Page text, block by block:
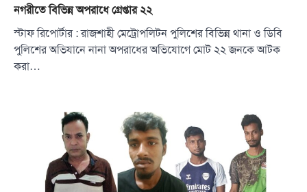
নগরীতে বিভিন্ন অপরাধে গ্রেপ্তার ২২
স্টাফ রিপোর্টার : রাজশাহী মেট্রোপলিটন পুলিশের বিভিন্ন থানা ও ডিবি
পুলিশের অভিযানে নানা অপরাধের অভিযোগে মোট ২২ জনকে আটক
করা…